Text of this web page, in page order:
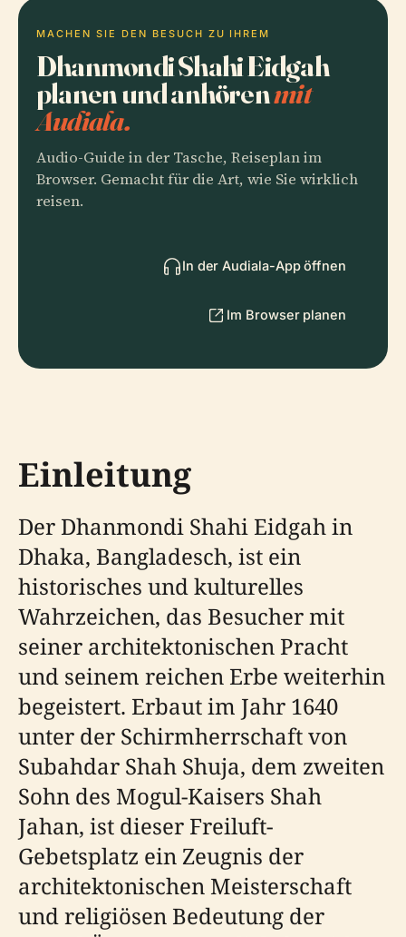
MACHEN SIE DEN BESUCH ZU IHREM
Dhanmondi Shahi Eidgah
planen und anhörenmit
Audiala.
Audio-Guide in der Tasche, Reiseplan im
Browser. Gemacht für die Art, wie Sie wirklich
reisen.
In der Audiala-App öffnen
Im Browser planen
Einleitung
Der Dhanmondi Shahi Eidgah in
Dhaka, Bangladesch, ist ein
historisches und kulturelles
Wahrzeichen, das Besucher mit
seiner architektonischen Pracht
und seinem reichen Erbe weiterhin
begeistert. Erbaut im Jahr 1640
unter der Schirmherrschaft von
Subahdar Shah Shuja, dem zweiten
Sohn des Mogul-Kaisers Shah
Jahan, ist dieser Freiluft-
Gebetsplatz ein Zeugnis der
architektonischen Meisterschaft
und religiösen Bedeutung der